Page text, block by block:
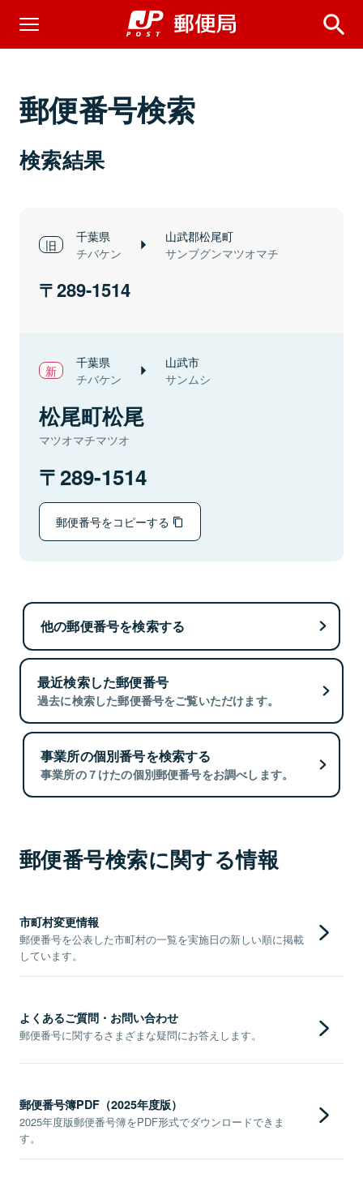
郵便番号検索
検索結果
千葉県
チバケン
山武郡松尾町
サンブグンマツオマチ
289-1514
千葉県
チバケン
山武市
サンムシ
松尾町松尾
マツオマチマツオ
289-1514
郵便番号をコピーする
他の郵便番号を検索する
最近検索した郵便番号
過去に検索した郵便番号をご覧いただけます。
事業所の個別番号を検索する
事業所の７けたの個別郵便番号をお調べします。
郵便番号検索に関する情報
市町村変更情報
郵便番号を公表した市町村の一覧を実施日の新しい順に掲載
しています。
よくあるご質問・お問い合わせ
郵便番号に関するさまざまな疑問にお答えします。
郵便番号簿PDF（2025年度版）
2025年度版郵便番号簿をPDF形式でダウンロードできま
す。